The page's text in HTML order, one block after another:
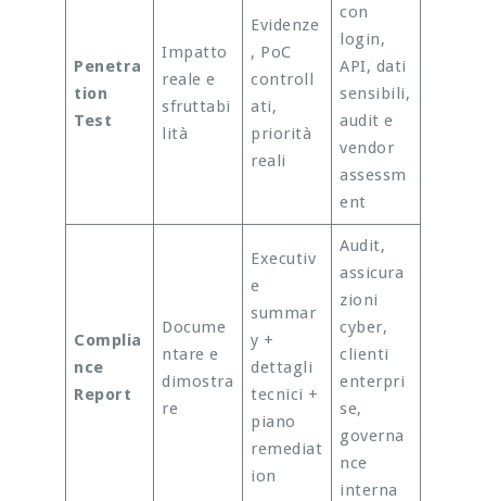
Penetra
tion
Test
Impatto
reale e
sfruttabi
lità
Evidenze
, PoC
controll
ati,
priorità
reali
con
login,
API, dati
sensibili,
audit e
vendor
assessm
ent
Complia
nce
Report
Docume
ntare e
dimostra
re
Executiv
e
summar
y +
dettagli
tecnici +
piano
remediat
ion
Audit,
assicura
zioni
cyber,
clienti
enterpri
se,
governa
nce
interna